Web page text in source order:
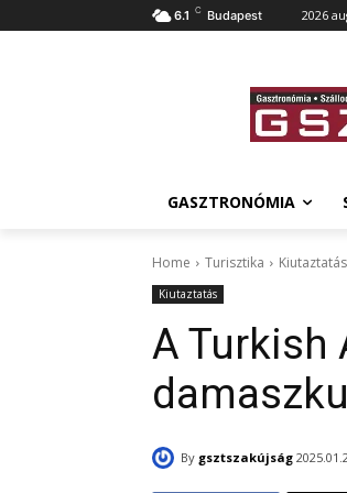
6.1 C Budapest 2026
GASZTRONÓMIA
Home Turisztika Kiutaztatás
Kiutaztatás
A Turkish
By gsztszakújság